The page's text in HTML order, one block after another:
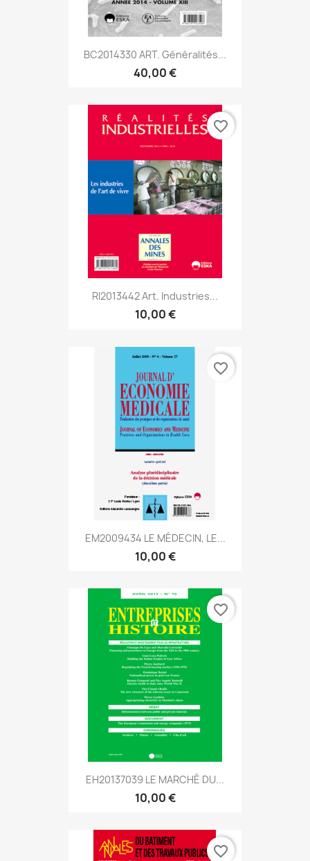
BC2014330 ART. Généralités...
40,00 €
RI2013442 Art. Industries...
10,00 €
favorite_border
EM2009434 LE MÉDECIN, LE...
10,00 €
favorite_border
EH20137039 LE MARCHÉ DU...
10,00 €
favorite_border
favorite_border